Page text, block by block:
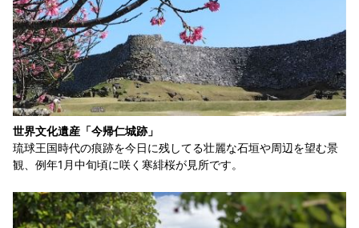
世界文化遺産「今帰仁城跡」
琉球王国時代の痕跡を今日に残してる壮麗な石垣や周辺を望む景
観、例年1月中旬頃に咲く寒緋桜が見所です。